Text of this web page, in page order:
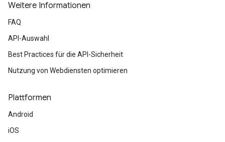
Weitere Informationen
FAQ
API-Auswahl
Best Practices für die API-Sicherheit
Nutzung von Webdiensten optimieren
Plattformen
Android
iOS